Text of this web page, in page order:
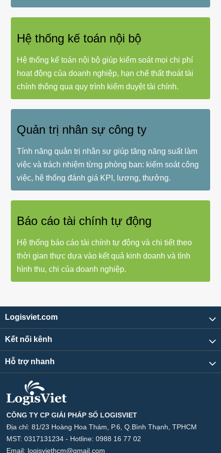
Hệ thống kế toán nội bộ
Hệ thống kế toán nội bộ giúp kiểm soát mọi chi phí
hoạt động của doanh nghiệp, hạn chế thất thoát tài
chính thông qua quy trình kiểm duyệt tài chính.
Quản trị nhân sự công ty
Tính năng quản trị nhân sự giúp tăng năng suất làm
việc và trách nhiệm từng phòng ban: kiểm soát công
việc, hệ thống đánh giá KPI, lương, thưởng.
Báo cáo tài chính tự động
Hệ thống báo cáo tài chính tự động và chi tiết theo
thời gian thực dựa vào kết quả kinh doanh và tình
hình thu, chi của doanh nghiệp.
Logisviet.com
Kết nối kênh
Hỗ trợ nhanh
CÔNG TY CP GIẢI PHÁP SỐ LOGISVIET
Địa chỉ: 81/23 Hoàng Hoa Thám, P.6, Q.Bình Thạnh, TPHCM
MST: 0317131234 - Hotline:0988 16 77 02
Email: logisviethcm@gmail.com